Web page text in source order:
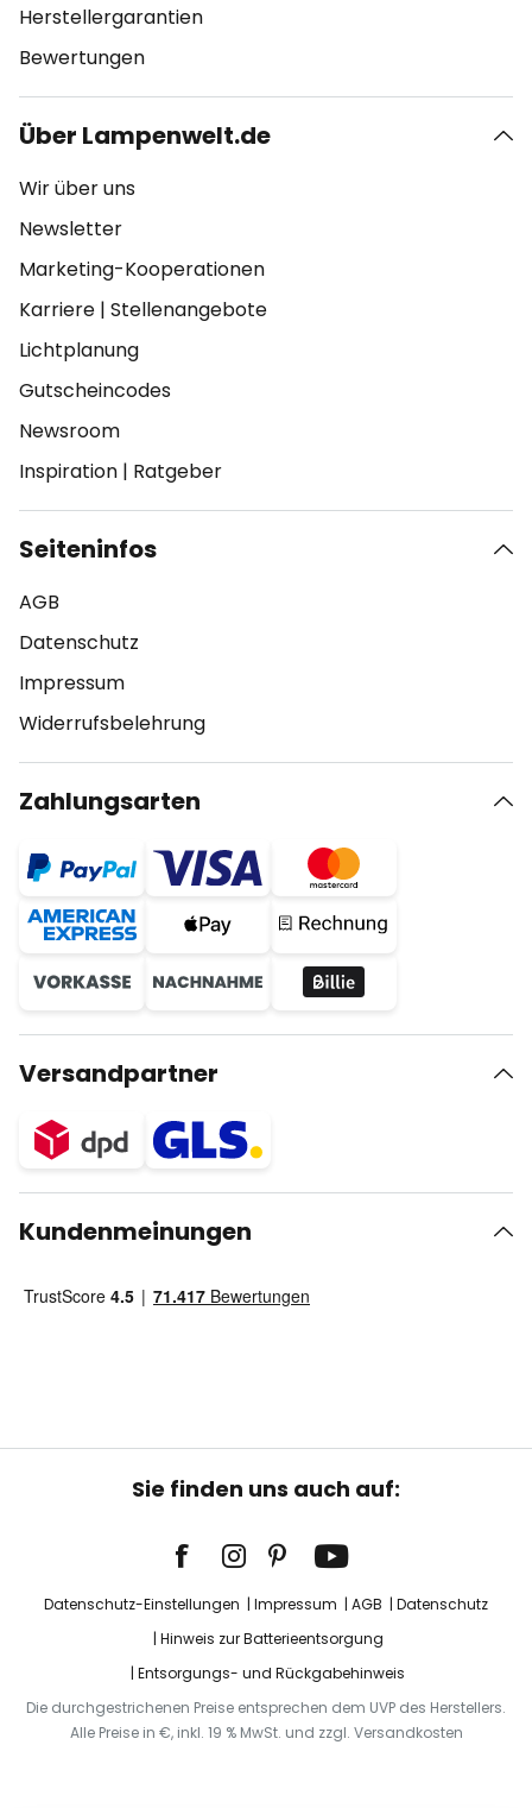
Herstellergarantien
Bewertungen
Über Lampenwelt.de
Wir über uns
Newsletter
Marketing-Kooperationen
Karriere | Stellenangebote
Lichtplanung
Gutscheincodes
Newsroom
Inspiration | Ratgeber
Seiteninfos
AGB
Datenschutz
Impressum
Widerrufsbelehrung
Zahlungsarten
Versandpartner
Kundenmeinungen
Sie finden uns auch auf:
Datenschutz-Einstellungen Impressum AGB
Datenschutz
Hinweis zur Batterieentsorgung
Entsorgungs- und Rückgabehinweis
Die durchgestrichenen Preise entsprechen dem UVP des Herstellers.
Alle Preise in €, inkl. 19 % MwSt. und zzgl. Versandkosten